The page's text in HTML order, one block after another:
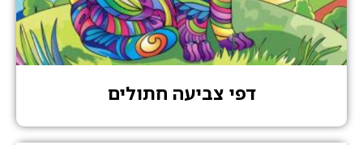
דפי צביעה חתולים